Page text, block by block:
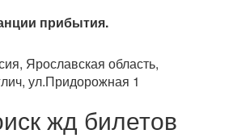
прибытия.
Ярославская область,
ул.Придорожная 1
жд билетов